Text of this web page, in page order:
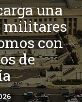
una
militares
con
de